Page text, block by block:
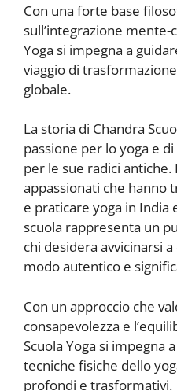
Con una forte base
sull’integrazione mente-
Yoga si impegna a
viaggio di
globale.
La storia di Chandra
passione per lo yoga e
per le sue radici antiche.
appassionati che hanno
e praticare yoga in India
scuola rappresenta un
chi desidera avvicinarsi
modo autentico e
Con un approccio che
consapevolezza e
Scuola Yoga si impegna
tecniche fisiche dello
profondi e trasformativi.